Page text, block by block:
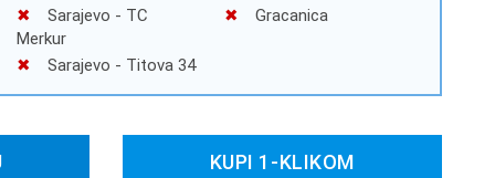
Sarajevo - TC
Merkur
Sarajevo - Titova 34
Gracanica
KUPI 1-KLIKOM